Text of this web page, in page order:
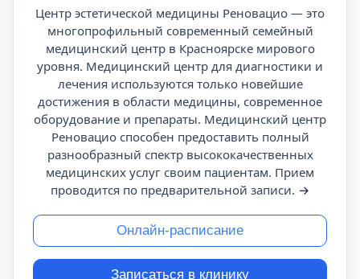
Центр эстетической медицины Реновацио — это
многопрофильный современный семейный
медицинский центр в Красноярске мирового
уровня. Медицинский центр для диагностики и
лечения используются только новейшие
достижения в области медицины, современное
оборудование и препараты. Медицинский центр
Реновацио способен предоставить полный
разнообразный спектр высококачественных
медицинских услуг своим пациентам. Прием
проводится по предварительной записи. →
Онлайн-расписание
Записаться в клинику